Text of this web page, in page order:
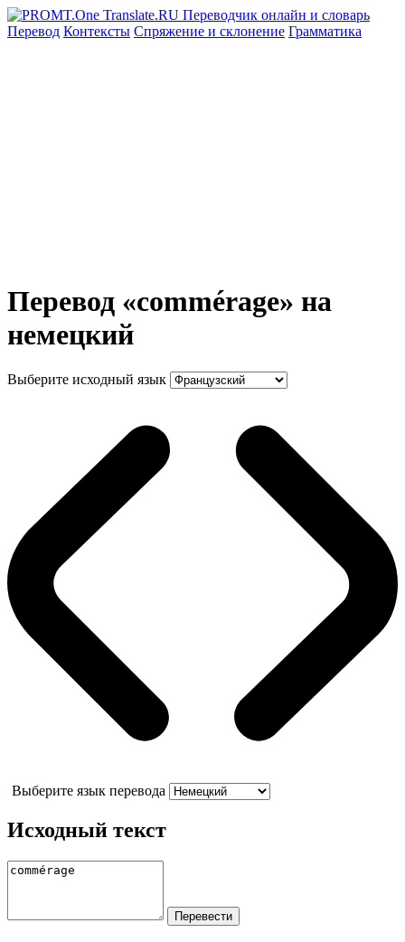
Перевод Контексты Спряжение и склонение Грамматика
Перевод «commérage» на
немецкий
Выберите исходный язык
Выберите язык перевода
Исходный текст